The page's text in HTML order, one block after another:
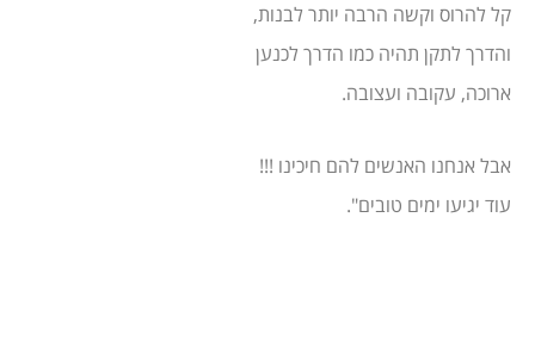
קל להרוס וקשה הרבה יותר לבנות,
והדרך לתקן תהיה כמו הדרך לכנען
ארוכה, עקובה ועצובה.
אבל אנחנו האנשים להם חיכינו !!!
עוד יגיעו ימים טובים".